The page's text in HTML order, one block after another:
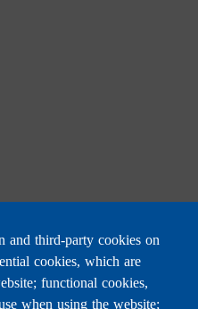
latest news
and third-party cookies on
cookies, which are
functional cookies,